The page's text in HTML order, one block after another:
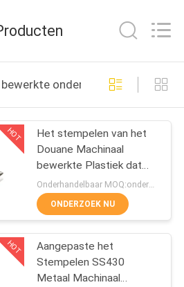
werk
188
152
onderdelen
HOT
Het stempelen van het
Douane Machinaal
bewerkte Plastiek dat
van Metaaldelen Zilveren
Verf bespuit
Onderhandelbaar MOQ:onderhandeling
ONDERZOEK NU
HOT
Aangepaste het
Stempelen SS430
Metaal Machinaal